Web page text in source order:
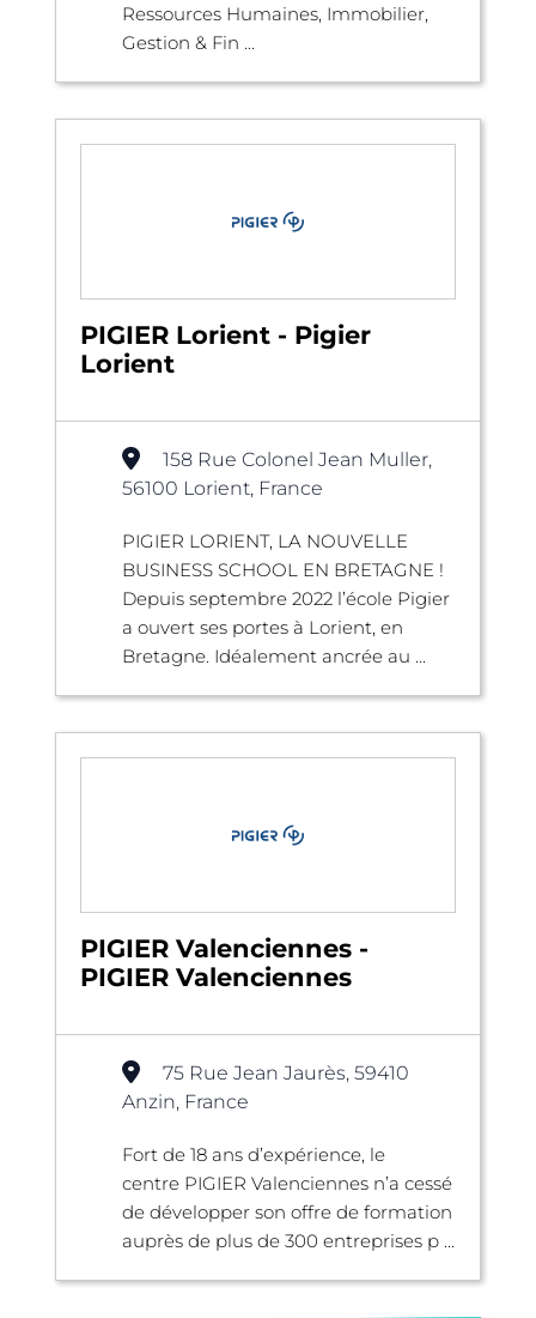
Ressources Humaines, Immobilier,
Gestion & Fin ...
PIGIER Lorient - Pigier
Lorient
158 Rue Colonel Jean Muller,
56100 Lorient, France
PIGIER LORIENT, LA NOUVELLE
BUSINESS SCHOOL EN BRETAGNE !
Depuis septembre 2022 l’école Pigier
a ouvert ses portes à Lorient, en
Bretagne. Idéalement ancrée au ...
PIGIER Valenciennes -
PIGIER Valenciennes
75 Rue Jean Jaurès, 59410
Anzin, France
Fort de 18 ans d’expérience, le
centre PIGIER Valenciennes n’a cessé
de développer son offre de formation
auprès de plus de 300 entreprises p ...